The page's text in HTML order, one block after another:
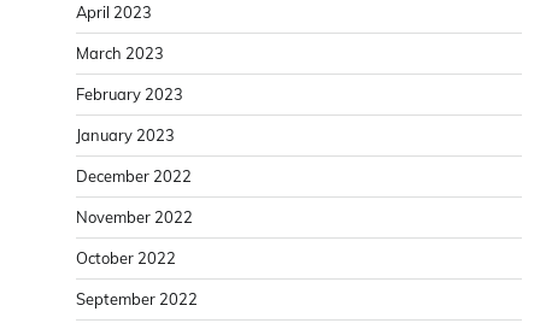
April 2023
March 2023
February 2023
January 2023
December 2022
November 2022
October 2022
September 2022